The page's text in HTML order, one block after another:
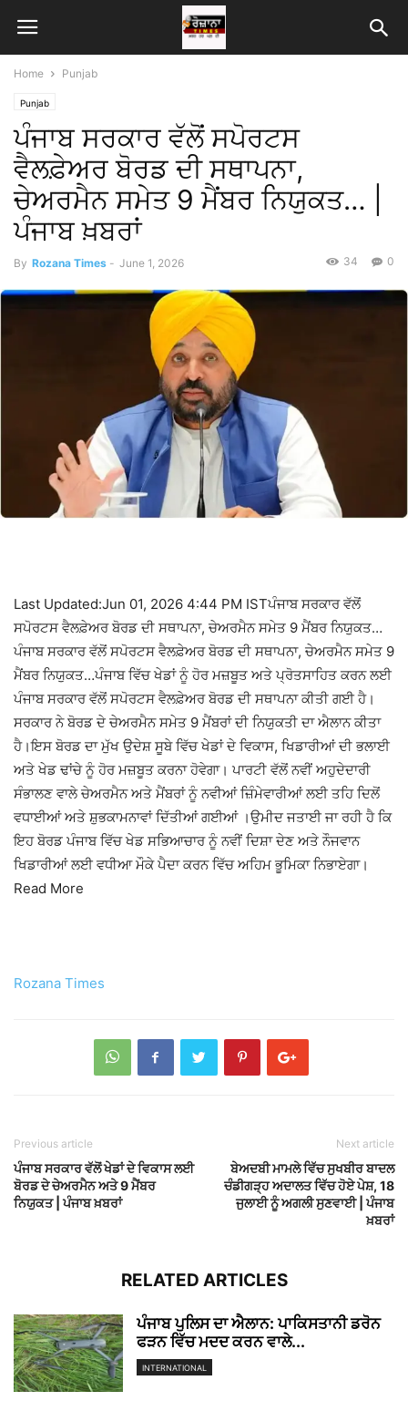
Home Punjab
Punjab
ਪੰਜਾਬ ਸਰਕਾਰ ਵੱਲੋਂ ਸਪੋਰਟਸ
ਵੈਲਫ਼ੇਅਰ ਬੋਰਡ ਦੀ ਸਥਾਪਨਾ,
ਚੇਅਰਮੈਨ ਸਮੇਤ 9 ਮੈਂਬਰ ਨਿਯੁਕਤ… |
ਪੰਜਾਬ ਖ਼ਬਰਾਂ
By Rozana Times - June 1, 2026 0
34
Last Updated:Jun 01, 2026 4:44 PM ISTਪੰਜਾਬ ਸਰਕਾਰ ਵੱਲੋਂ
ਸਪੋਰਟਸ ਵੈਲਫ਼ੇਅਰ ਬੋਰਡ ਦੀ ਸਥਾਪਨਾ, ਚੇਅਰਮੈਨ ਸਮੇਤ 9 ਮੈਂਬਰ ਨਿਯੁਕਤ…
ਪੰਜਾਬ ਸਰਕਾਰ ਵੱਲੋਂ ਸਪੋਰਟਸ ਵੈਲਫ਼ੇਅਰ ਬੋਰਡ ਦੀ ਸਥਾਪਨਾ, ਚੇਅਰਮੈਨ ਸਮੇਤ 9
ਮੈਂਬਰ ਨਿਯੁਕਤ…ਪੰਜਾਬ ਵਿੱਚ ਖੇਡਾਂ ਨੂੰ ਹੋਰ ਮਜ਼ਬੂਤ ਅਤੇ ਪ੍ਰੋਤਸਾਹਿਤ ਕਰਨ ਲਈ
ਪੰਜਾਬ ਸਰਕਾਰ ਵੱਲੋਂ ਸਪੋਰਟਸ ਵੈਲਫ਼ੇਅਰ ਬੋਰਡ ਦੀ ਸਥਾਪਨਾ ਕੀਤੀ ਗਈ ਹੈ।
ਸਰਕਾਰ ਨੇ ਬੋਰਡ ਦੇ ਚੇਅਰਮੈਨ ਸਮੇਤ 9 ਮੈਂਬਰਾਂ ਦੀ ਨਿਯੁਕਤੀ ਦਾ ਐਲਾਨ ਕੀਤਾ
ਹੈ।ਇਸ ਬੋਰਡ ਦਾ ਮੁੱਖ ਉਦੇਸ਼ ਸੂਬੇ ਵਿੱਚ ਖੇਡਾਂ ਦੇ ਵਿਕਾਸ, ਖਿਡਾਰੀਆਂ ਦੀ ਭਲਾਈ
ਅਤੇ ਖੇਡ ਢਾਂਚੇ ਨੂੰ ਹੋਰ ਮਜ਼ਬੂਤ ਕਰਨਾ ਹੋਵੇਗਾ। ਪਾਰਟੀ ਵੱਲੋਂ ਨਵੀਂ ਅਹੁਦੇਦਾਰੀ
ਸੰਭਾਲਣ ਵਾਲੇ ਚੇਅਰਮੈਨ ਅਤੇ ਮੈਂਬਰਾਂ ਨੂੰ ਨਵੀਆਂ ਜ਼ਿੰਮੇਵਾਰੀਆਂ ਲਈ ਤਹਿ ਦਿਲੋਂ
ਵਧਾਈਆਂ ਅਤੇ ਸ਼ੁਭਕਾਮਨਾਵਾਂ ਦਿੱਤੀਆਂ ਗਈਆਂ ।ਉਮੀਦ ਜਤਾਈ ਜਾ ਰਹੀ ਹੈ ਕਿ
ਇਹ ਬੋਰਡ ਪੰਜਾਬ ਵਿੱਚ ਖੇਡ ਸਭਿਆਚਾਰ ਨੂੰ ਨਵੀਂ ਦਿਸ਼ਾ ਦੇਣ ਅਤੇ ਨੌਜਵਾਨ
ਖਿਡਾਰੀਆਂ ਲਈ ਵਧੀਆ ਮੌਕੇ ਪੈਦਾ ਕਰਨ ਵਿੱਚ ਅਹਿਮ ਭੂਮਿਕਾ ਨਿਭਾਏਗਾ।
Read More
Rozana Times
Previous article
ਪੰਜਾਬ ਸਰਕਾਰ ਵੱਲੋਂ ਖੇਡਾਂ ਦੇ ਵਿਕਾਸ ਲਈ
ਬੋਰਡ ਦੇ ਚੇਅਰਮੈਨ ਅਤੇ 9 ਮੈਂਬਰ
ਨਿਯੁਕਤ | ਪੰਜਾਬ ਖ਼ਬਰਾਂ
Next article
ਬੇਅਦਬੀ ਮਾਮਲੇ ਵਿੱਚ ਸੁਖਬੀਰ ਬਾਦਲ
ਚੰਡੀਗੜ੍ਹ ਅਦਾਲਤ ਵਿੱਚ ਹੋਏ ਪੇਸ਼, 18
ਜੁਲਾਈ ਨੂੰ ਅਗਲੀ ਸੁਣਵਾਈ | ਪੰਜਾਬ
ਖ਼ਬਰਾਂ
RELATED ARTICLES
ਪੰਜਾਬ ਪੁਲਿਸ ਦਾ ਐਲਾਨ: ਪਾਕਿਸਤਾਨੀ ਡਰੋਨ
ਫੜਨ ਵਿੱਚ ਮਦਦ ਕਰਨ ਵਾਲੇ...
INTERNATIONAL